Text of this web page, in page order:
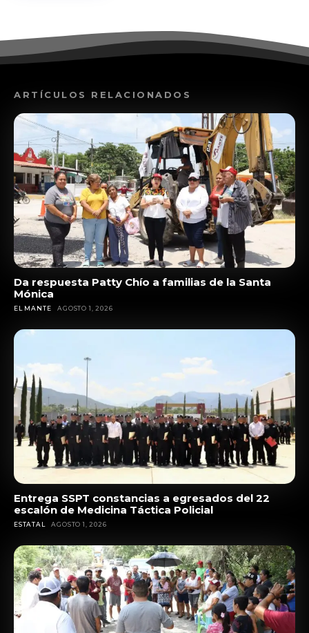
ARTÍCULOS RELACIONADOS
Da respuesta Patty Chío a familias de la Santa
Mónica
EL MANTE AGOSTO 1, 2026
Entrega SSPT constancias a egresados del 22
escalón de Medicina Táctica Policial
ESTATAL AGOSTO 1, 2026